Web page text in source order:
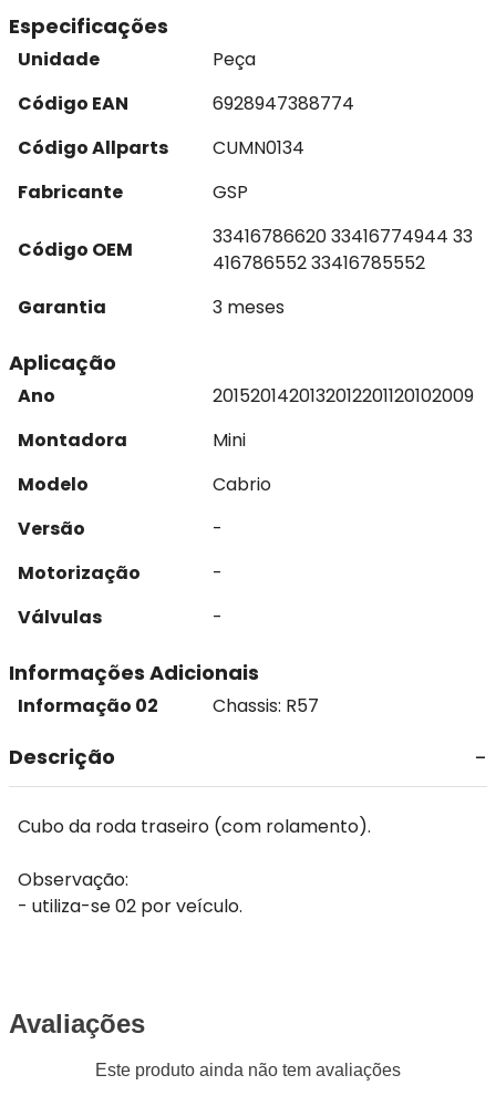
Especificações
Unidade
Peça
Código EAN
6928947388774
Código Allparts
CUMN0134
Fabricante
GSP
Código OEM
33416786620 33416774944 33
416786552 33416785552
Garantia
3 meses
Aplicação
Ano 2015201420132012201120102009
Montadora
Mini
Modelo
Cabrio
Versão
-
Motorização
-
Válvulas
-
Informações Adicionais
Informação 02 Chassis: R57
Descrição
Cubo da roda traseiro (com rolamento).
Observação:
- utiliza-se 02 por veículo.
Avaliações
Este produto ainda não tem avaliações